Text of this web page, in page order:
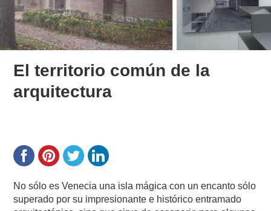
El territorio común de la
arquitectura
No sólo es Venecia una isla mágica con un encanto sólo
superado por su impresionante e histórico entramado